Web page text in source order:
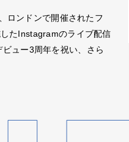
ロンドンで開催されたフ
たInstagramのライブ配信
ュー3周年を祝い、さら